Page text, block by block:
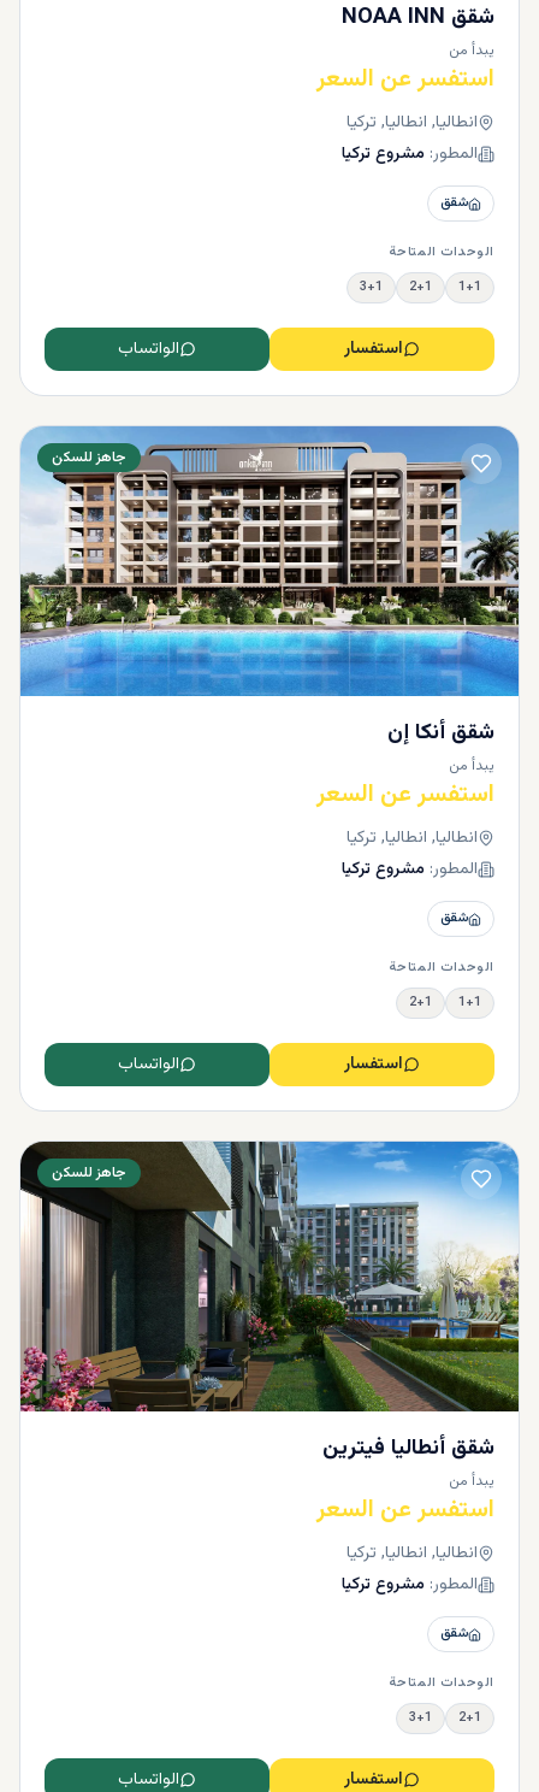
شقق NOAA INN
يبدأ من
استفسر عن السعر
انطاليا, انطاليا, تركيا
المطور: مشروع تركيا
شقق
الوحدات المتاحة
1+1
2+1
3+1
استفسار الواتساب
جاهز للسكن
شقق أنكا إن
يبدأ من
استفسر عن السعر
انطاليا, انطاليا, تركيا
المطور: مشروع تركيا
شقق
الوحدات المتاحة
1+1
2+1
استفسار الواتساب
جاهز للسكن
شقق أنطاليا فيترين
يبدأ من
استفسر عن السعر
انطاليا, انطاليا, تركيا
المطور: مشروع تركيا
شقق
الوحدات المتاحة
2+1
3+1
استفسار الواتساب